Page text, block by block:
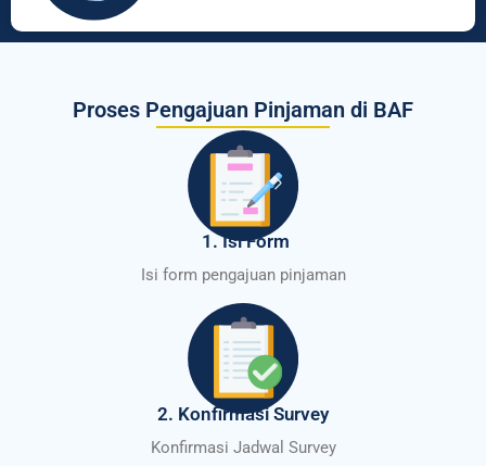
Proses Pengajuan Pinjaman di BAF
1. Isi Form
Isi form pengajuan pinjaman
2. Konfirmasi Survey
Konfirmasi Jadwal Survey